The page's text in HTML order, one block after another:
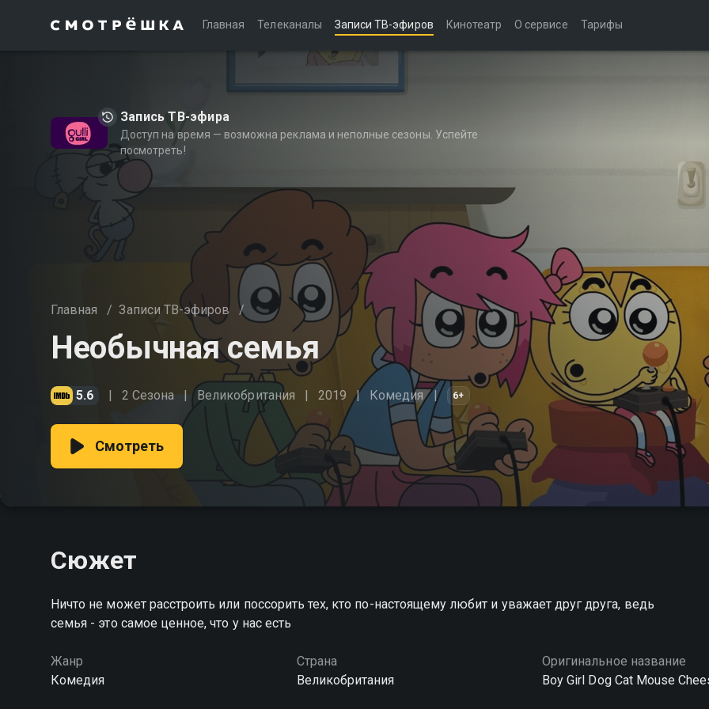
Главная Телеканалы Записи ТВ-эфиров Кинотеатр О сервисе Тарифы
Запись ТВ-эфира
Доступ на время — возможна реклама и неполные сезоны. Успейте
посмотреть!
Главная / Записи ТВ-эфиров /
Необычная семья
5.6 2 Сезона Великобритания 2019 Комедия 6+
Смотреть
Сюжет
Ничто не может расстроить или поссорить тех, кто по-настоящему любит и уважает друг друга, ведь
семья - это самое ценное, что у нас есть
Жанр
Комедия
Страна
Великобритания
Оригинальное название
Boy Girl Dog Cat Mouse